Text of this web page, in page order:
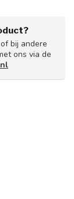
bij andere
ons via de